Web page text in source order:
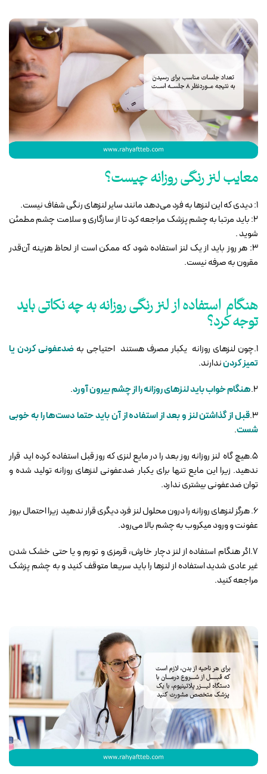
معایب لنز رنگی روزانه چیست؟
1: دیدی که این لنزها به فرد می‌دهد مانند سایر لنزهای رنگی شفاف نیست.
2: باید مرتبا به چشم پزشک مراجعه کرد تا از سازگاری و سلامت چشم مطمئن
شوید .
3: هر روز باید از یک لنز استفاده شود که ممکن است از لحاظ هزینه آن‌قدر
مقرون به صرفه نیست.
هنگام استفاده از لنز رنگی روزانه به چه نکاتی باید
توجه کرد؟
1.چون لنزهای روزانه یکبار مصرف هستند احتیاجی به
ضدعفونی کردن یا
تمیز کردنندارند.
2. هنگام خواب باید لنزهای روزانه را از چشم بیرون آورد.
3. قبل از گذاشتن لنز و بعد از استفاده از آن باید حتما دست‌ها را به خوبی
شست.
5.هیچ گاه لنز روزانه روز بعد را در مایع لنزی که روز قبل استفاده کرده اید قرار
ندهید. زیرا این مایع تنها برای یکبار ضدعفونی لنزهای روزانه تولید شده و
توان ضدعفونی بیشتری ندارد.
6. هرگز لنزهای روزانه را درون محلول لنز فرد دیگری قرار ندهید زیرا احتمال بروز
عفونت و ورود میکروب‌ به چشم بالا می‌رود.
7.اگر هنگام استفاده از لنز دچار خارش، قرمزی و تورم و یا حتی خشک شدن
غیر عادی شدید استفاده از لنزها را باید سریعا متوقف کنید و به چشم پزشک
مراجعه کنید.